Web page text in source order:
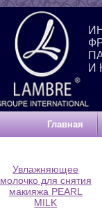
И
Главная
Увлажняющее
молочко для снятия
макияжа PEARL
MILK